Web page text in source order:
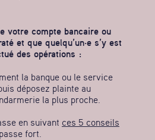
votre compte bancaire ou
et que quelqu’un·e s’y est
des opérations :
la banque ou le service
déposez plainte au
la plus proche.
en suivant ces 5 conseils
fort.